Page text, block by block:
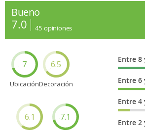
Bueno
7.0 45 opiniones
7
Ubicación
6.5
Decoración
6.1 7.1
Entre 8
Entre
Entre
Entre